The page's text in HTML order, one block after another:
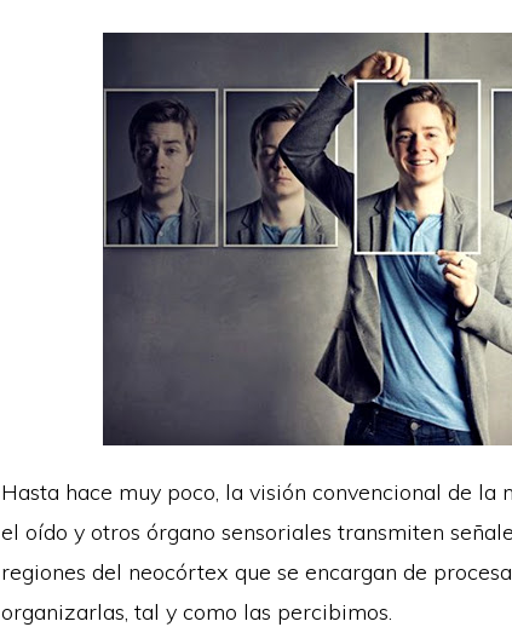
Hasta hace muy poco, la visión convencional de la
el oído y otros órgano sensoriales transmiten
regiones del neocórtex que se encargan de
organizarlas, tal y como las percibimos.